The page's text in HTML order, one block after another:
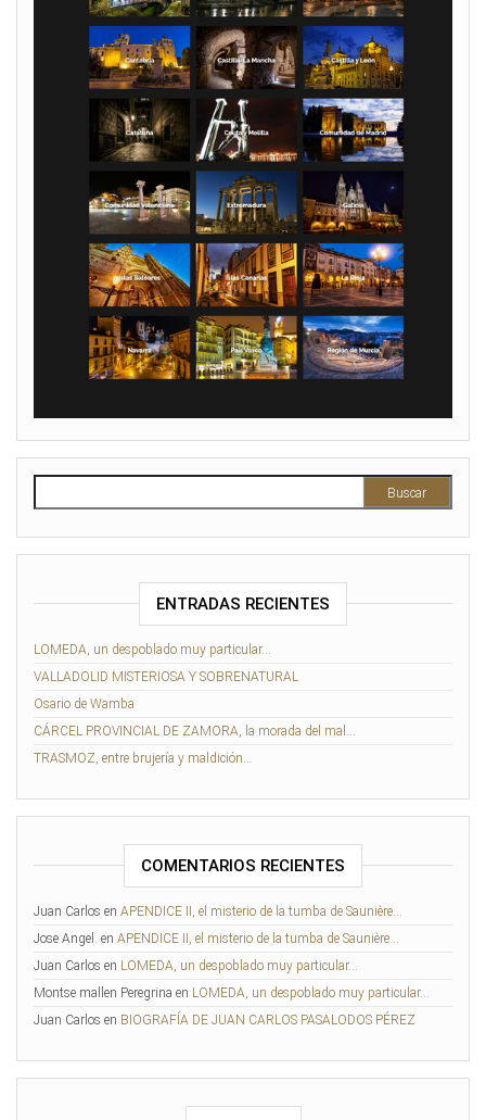
Buscar:
ENTRADAS RECIENTES
LOMEDA, un despoblado muy particular…
VALLADOLID MISTERIOSA Y SOBRENATURAL
Osario de Wamba
CÁRCEL PROVINCIAL DE ZAMORA, la morada del mal…
TRASMOZ, entre brujería y maldición…
COMENTARIOS RECIENTES
Juan Carlos en APENDICE II, el misterio de la tumba de Saunière…
Jose Angel.
en APENDICE II, el misterio de la tumba de Saunière…
Juan Carlos en LOMEDA, un despoblado muy particular…
Montse mallen Peregrina en LOMEDA, un despoblado muy particular…
Juan Carlos en BIOGRAFÍA DE JUAN CARLOS PASALODOS PÉREZ